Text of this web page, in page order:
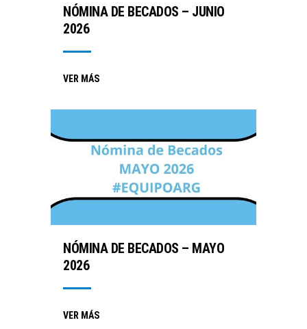
NÓMINA DE BECADOS – JUNIO
2026
VER MÁS
NÓMINA DE BECADOS – MAYO
2026
VER MÁS